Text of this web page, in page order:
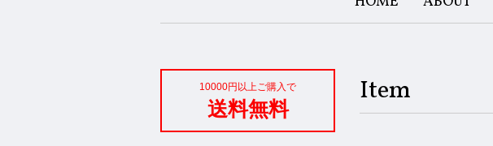
Item
10000円以上ご購入で
送料無料